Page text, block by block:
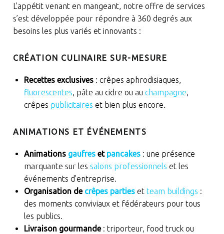
L'appétit venant en mangeant, notre offre de services
s’est développée pour répondre à 360 degrés aux
besoins les plus variés et innovants :
CRÉATION CULINAIRE SUR-MESURE
Recettes exclusives: crêpes aphrodisiaques,
fluorescentes, pâte au cidre ou au champagne,
crêpes publicitaires et bien plus encore.
ANIMATIONS ET ÉVÉNEMENTS
Animations gaufreset pancakes: une présence
marquante sur les salons professionnels et les
événements d’entreprise.
Organisation de crêpes partieset team buildings :
des moments conviviaux et fédérateurs pour tous
les publics.
Livraison gourmande: triporteur, food truck ou